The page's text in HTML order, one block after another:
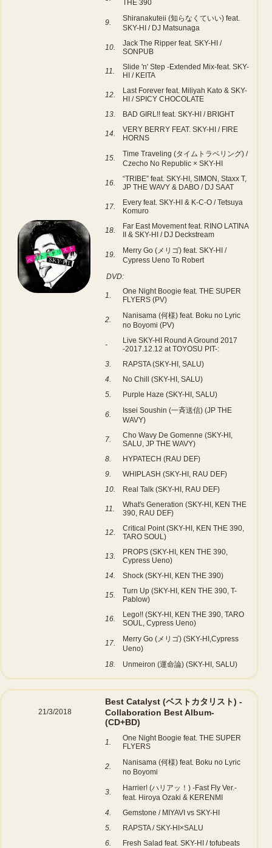
THE 390
9.
Shiranakuteii (知らなくていい) feat.
SKY-HI / DJ Matsunaga
10.
Jack The Ripper feat. SKY-HI /
SONPUB
11.
Slide 'n' Step -Extended Mix-feat. SKY-
HI / KEITA
12.
Last Forever feat. Miliyah Kato & SKY-
HI / SPICY CHOCOLATE
13.
BAD GIRL!! feat. SKY-HI / BRIGHT
14.
VERY BERRY FEAT. SKY-HI / FIRE
HORNS
15.
Time Traveling (タイムトラベリング) /
Czecho No Republic × SKY-HI
16.
“TRIBE” feat. SKY-HI, SIMON, Staxx T,
JP THE WAVY & DABO / DJ SAAT
17.
Every feat. SKY-HI & K-C-O / Tetsuya
Komuro
18.
Far East Movement feat. RINO LATINA
II & SKY-HI / DJ Deckstream
19.
Merry Go (メリゴ) feat. SKY-HI /
Cypress Ueno To Robert
DVD:
1.
One Night Boogie feat. THE SUPER
FLYERS (PV)
2.
Nanisama (何様) feat. Boku no Lyric
no Boyomi (PV)
-
Live SKY-HI Round A Ground 2017
-2017.12.12 at TOYOSU PIT-:
3.
RAPSTA (SKY-HI, SALU)
4.
No Chill (SKY-HI, SALU)
5.
Purple Haze (SKY-HI, SALU)
6.
Issei Soushin (一斉送信) (JP THE
WAVY)
7.
Cho Wavy De Gomenne (SKY-HI,
SALU, JP THE WAVY)
8.
HYPATECH (RAU DEF)
9.
WHIPLASH (SKY-HI, RAU DEF)
10.
Real Talk (SKY-HI, RAU DEF)
11.
What's Generation (SKY-HI, KEN THE
390, RAU DEF)
12.
Critical Point (SKY-HI, KEN THE 390,
TARO SOUL)
13.
PROPS (SKY-HI, KEN THE 390,
Cypress Ueno)
14.
Shock (SKY-HI, KEN THE 390)
15.
Turn Up (SKY-HI, KEN THE 390, T-
Pablow)
16.
Lego!! (SKY-HI, KEN THE 390, TARO
SOUL, Cypress Ueno)
17.
Merry Go (メリゴ) (SKY-HI,Cypress
Ueno)
18.
Unmeiron (運命論) (SKY-HI, SALU)
21/3/2018
Best Catalyst (ベストカタリスト) -
Collaboration Best Album-
(CD+BD)
1.
One Night Boogie feat. THE SUPER
FLYERS
2.
Nanisama (何様) feat. Boku no Lyric
no Boyomi
3.
Harrier! (ハリアッ！) -Fast Fly Ver.-
feat. Hiroya Ozaki & KERENMI
4.
Gemstone / MIYAVI vs SKY-HI
5.
RAPSTA / SKY-HI×SALU
6.
Fresh Salad feat. SKY-HI / tofubeats